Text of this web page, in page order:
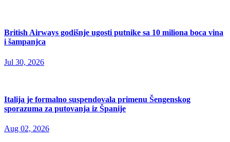
British Airways godišnje ugosti putnike sa 10 miliona boca vina
i šampanjca
Jul 30, 2026
Italija je formalno suspendovala primenu Šengenskog
sporazuma za putovanja iz Španije
Aug 02, 2026